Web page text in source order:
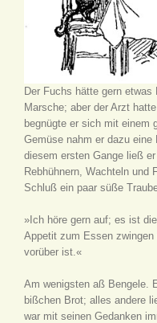
Der Fuchs hätte gern
Marsche; aber der Arzt
begnügte er sich mit einem
Gemüse nahm er dazu
diesem ersten Gange ließ
Rebhühnern, Wachteln und
Schluß ein paar süße
»Ich höre gern auf; es ist
Appetit zum Essen
vorüber ist.«
Am wenigsten aß Bengele.
bißchen Brot; alles andere
war mit seinen Gedanken